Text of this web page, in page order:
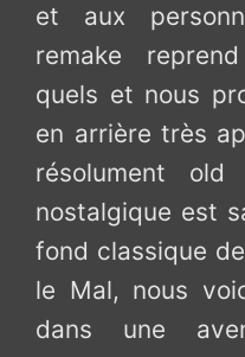
et aux
remake
quels et nous
en arrière très
résolument
nostalgique est
fond classique
le Mal, nous
dans une